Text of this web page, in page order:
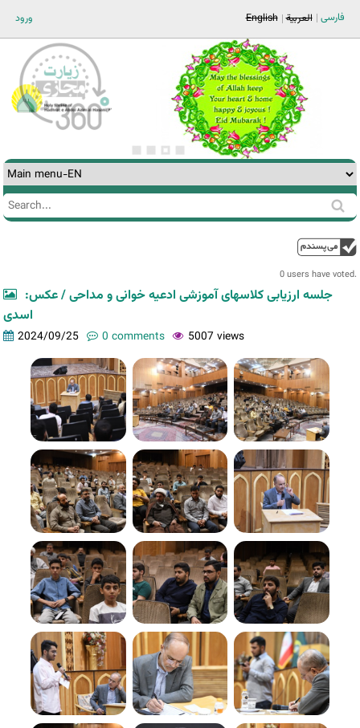
ورود فارسی العربية English
Search
Search
0 users have voted.
جلسه ارزیابی کلاسهای آموزشی ادعیه خوانی و مداحی / عکس:
اسدی
2024/09/25 0 comments 5007 views